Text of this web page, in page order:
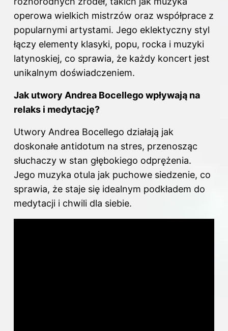
operowa wielkich mistrzów oraz współprace z
popularnymi artystami. Jego eklektyczny styl
łączy elementy klasyki, popu, rocka i muzyki
latynoskiej, co sprawia, że każdy koncert jest
unikalnym doświadczeniem.
Jak utwory Andrea Bocellego wpływają na
relaks i medytację?
Utwory Andrea Bocellego działają jak
doskonałe antidotum na stres, przenosząc
słuchaczy w stan głębokiego odprężenia.
Jego muzyka otula jak puchowe siedzenie, co
sprawia, że staje się idealnym podkładem do
medytacji i chwili dla siebie.